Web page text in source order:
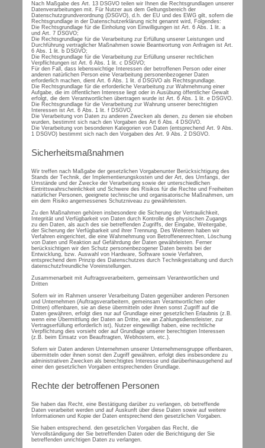
Nach Maßgabe des Art. 13 DSGVO teilen wir Ihnen die Rechtsgrundlagen unserer
Datenverarbeitungen mit. Für Nutzer aus dem Geltungsbereich der
Datenschutzgrundverordnung (DSGVO), d.h. der EU und des EWG gilt, sofern die
Rechtsgrundlage in der Datenschutzerklärung nicht genannt wird, Folgendes:
Die Rechtsgrundlage für die Einholung von Einwilligungen ist Art. 6 Abs. 1 lit. a
und Art. 7 DSGVO;
Die Rechtsgrundlage für die Verarbeitung zur Erfüllung unserer Leistungen und
Durchführung vertraglicher Maßnahmen sowie Beantwortung von Anfragen ist Art.
6 Abs. 1 lit. b DSGVO;
Die Rechtsgrundlage für die Verarbeitung zur Erfüllung unserer rechtlichen
Verpflichtungen ist Art. 6 Abs. 1 lit. c DSGVO;
Für den Fall, dass lebenswichtige Interessen der betroffenen Person oder einer
anderen natürlichen Person eine Verarbeitung personenbezogener Daten
erforderlich machen, dient Art. 6 Abs. 1 lit. d DSGVO als Rechtsgrundlage.
Die Rechtsgrundlage für die erforderliche Verarbeitung zur Wahrnehmung einer
Aufgabe, die im öffentlichen Interesse liegt oder in Ausübung öffentlicher Gewalt
erfolgt, die dem Verantwortlichen übertragen wurde ist Art. 6 Abs. 1 lit. e DSGVO.
Die Rechtsgrundlage für die Verarbeitung zur Wahrung unserer berechtigten
Interessen ist Art. 6 Abs. 1 lit. f DSGVO.
Die Verarbeitung von Daten zu anderen Zwecken als denen, zu denen sie ehoben
wurden, bestimmt sich nach den Vorgaben des Art 6 Abs. 4 DSGVO.
Die Verarbeitung von besonderen Kategorien von Daten (entsprechend Art. 9 Abs.
1 DSGVO) bestimmt sich nach den Vorgaben des Art. 9 Abs. 2 DSGVO.
Sicherheitsmaßnahmen
Wir treffen nach Maßgabe der gesetzlichen Vorgabenunter Berücksichtigung des
Stands der Technik, der Implementierungskosten und der Art, des Umfangs, der
Umstände und der Zwecke der Verarbeitung sowie der unterschiedlichen
Eintrittswahrscheinlichkeit und Schwere des Risikos für die Rechte und Freiheiten
natürlicher Personen, geeignete technische und organisatorische Maßnahmen, um
ein dem Risiko angemessenes Schutzniveau zu gewährleisten.
Zu den Maßnahmen gehören insbesondere die Sicherung der Vertraulichkeit,
Integrität und Verfügbarkeit von Daten durch Kontrolle des physischen Zugangs
zu den Daten, als auch des sie betreffenden Zugriffs, der Eingabe, Weitergabe,
der Sicherung der Verfügbarkeit und ihrer Trennung. Des Weiteren haben wir
Verfahren eingerichtet, die eine Wahrnehmung von Betroffenenrechten, Löschung
von Daten und Reaktion auf Gefährdung der Daten gewährleisten. Ferner
berücksichtigen wir den Schutz personenbezogener Daten bereits bei der
Entwicklung, bzw. Auswahl von Hardware, Software sowie Verfahren,
entsprechend dem Prinzip des Datenschutzes durch Technikgestaltung und durch
datenschutzfreundliche Voreinstellungen.
Zusammenarbeit mit Auftragsverarbeitern, gemeinsam Verantwortlichen und
Dritten
Sofern wir im Rahmen unserer Verarbeitung Daten gegenüber anderen Personen
und Unternehmen (Auftragsverarbeitern, gemeinsam Verantwortlichen oder
Dritten) offenbaren, sie an diese übermitteln oder ihnen sonst Zugriff auf die
Daten gewähren, erfolgt dies nur auf Grundlage einer gesetzlichen Erlaubnis (z.B.
wenn eine Übermittlung der Daten an Dritte, wie an Zahlungsdienstleister, zur
Vertragserfüllung erforderlich ist), Nutzer eingewilligt haben, eine rechtliche
Verpflichtung dies vorsieht oder auf Grundlage unserer berechtigten Interessen
(z.B. beim Einsatz von Beauftragten, Webhostern, etc.).
Sofern wir Daten anderen Unternehmen unserer Unternehmensgruppe offenbaren,
übermitteln oder ihnen sonst den Zugriff gewähren, erfolgt dies insbesondere zu
administrativen Zwecken als berechtigtes Interesse und darüberhinausgehend auf
einer den gesetzlichen Vorgaben entsprechenden Grundlage.
Rechte der betroffenen Personen
Sie haben das Recht, eine Bestätigung darüber zu verlangen, ob betreffende
Daten verarbeitet werden und auf Auskunft über diese Daten sowie auf weitere
Informationen und Kopie der Daten entsprechend den gesetzlichen Vorgaben.
Sie haben entsprechend. den gesetzlichen Vorgaben das Recht, die
Vervollständigung der Sie betreffenden Daten oder die Berichtigung der Sie
betreffenden unrichtigen Daten zu verlangen.